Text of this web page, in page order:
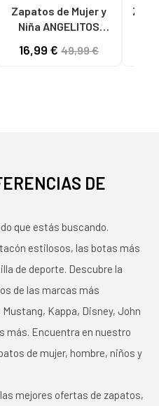
Zapatos de Mujer y
Niña ANGELITOS
ROSA
16,99 € 49,99 €
DE
que estás buscando.
estilosos, las botas más
de deporte. Descubre la
de las marcas más
Kappa, Disney, John
más. Encuentra en nuestro
de mujer, hombre, niños y
mejores ofertas de zapatos,